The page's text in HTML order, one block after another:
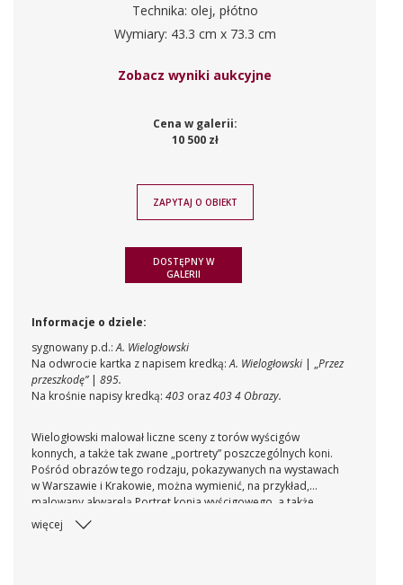
Technika: olej, płótno
Wymiary: 43.3 cm x 73.3 cm
Zobacz wyniki aukcyjne
Cena w galerii:
10 500 zł
ZAPYTAJ O OBIEKT
DOSTĘPNY W
GALERII
Informacje o dziele:
sygnowany p.d.:A. Wielogłowski
Na odwrocie kartka z napisem kredką:A. Wielogłowski | „Przez
przeszkodę” | 895.
Na krośnie napisy kredką: 403 oraz4034 Obrazy.
Wielogłowski malował liczne sceny z torów wyścigów
konnych, a także tak zwane „portrety” poszczególnych koni.
Pośród obrazów tego rodzaju, pokazywanych na wystawach
w Warszawie i Krakowie, można wymienić, na przykład,
malowany akwarelą Portret konia wyścigowego, a także
olejny
Portret konia Aspirant
nagrody warszawskiej.
więcej